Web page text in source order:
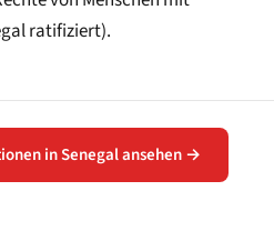
ratifiziert).
in Senegal ansehen →